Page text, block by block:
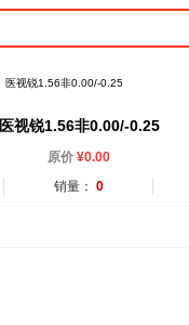
医视锐1.56非0.00/-0.25
医视锐1.56非0.00/-0.25
原价 ¥0.00
销量： 0